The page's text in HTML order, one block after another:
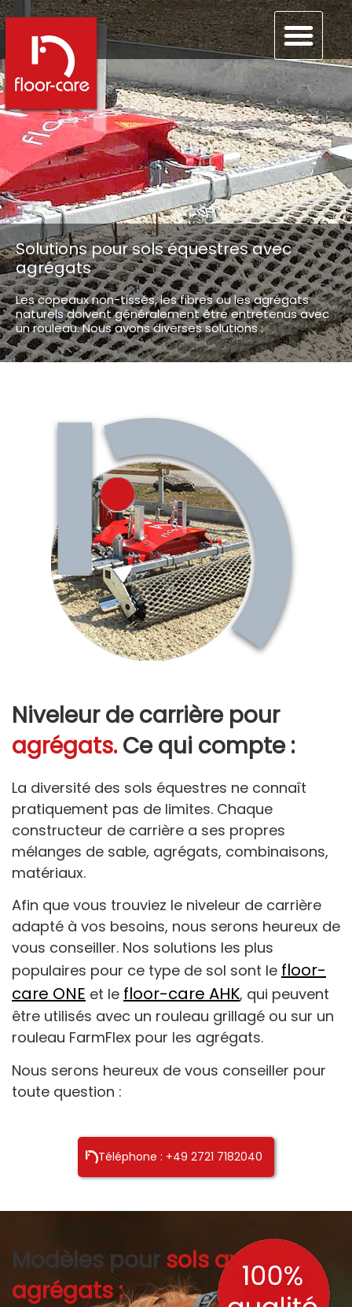
Solutions pour sols équestres avec
agrégats
Les copeaux non-tissés, les fibres ou les agrégats
naturels doivent généralement être entretenus avec
un rouleau. Nous avons diverses solutions :
Niveleur de carrière pour
agrégats.Ce qui compte :
La diversité des sols équestres ne connaît
pratiquement pas de limites. Chaque
constructeur de carrière a ses propres
mélanges de sable, agrégats, combinaisons,
matériaux.
Afin que vous trouviez le niveleur de carrière
adapté à vos besoins, nous serons heureux de
vous conseiller. Nos solutions les plus
populaires pour ce type de sol sont le floor-
care ONE et le floor-care AHK, qui peuvent
être utilisés avec un rouleau grillagé ou sur un
rouleau FarmFlex pour les agrégats.
Nous serons heureux de vous conseiller pour
toute question :
Téléphone : +49 2721 7182040
Modèles poursols avec
agrégats :